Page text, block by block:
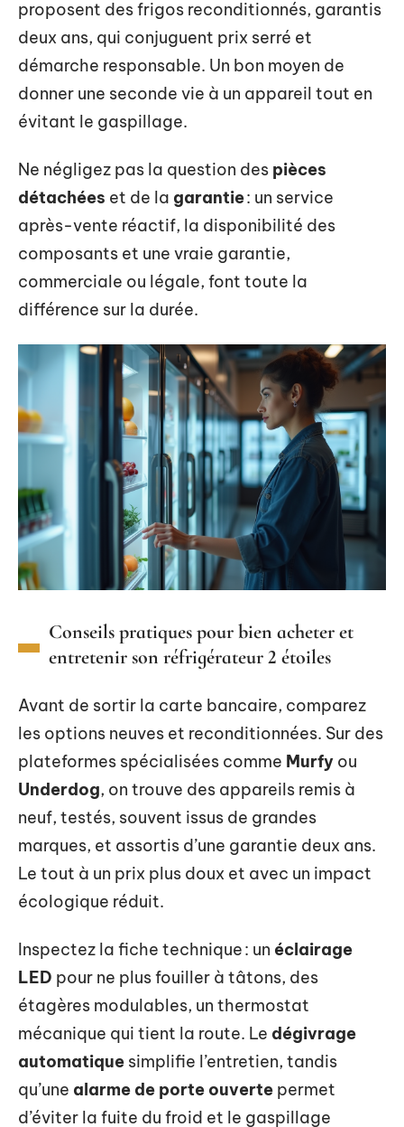
proposent des frigos reconditionnés, garantis
deux ans, qui conjuguent prix serré et
démarche responsable. Un bon moyen de
donner une seconde vie à un appareil tout en
évitant le gaspillage.
Ne négligez pas la question des pièces
détachées et de la garantie: un service
après-vente réactif, la disponibilité des
composants et une vraie garantie,
commerciale ou légale, font toute la
différence sur la durée.
Conseils pratiques pour bien acheter et
entretenir son réfrigérateur 2 étoiles
Avant de sortir la carte bancaire, comparez
les options neuves et reconditionnées. Sur des
plateformes spécialisées comme Murfy ou
Underdog, on trouve des appareils remis à
neuf, testés, souvent issus de grandes
marques, et assortis d’une garantie deux ans.
Le tout à un prix plus doux et avec un impact
écologique réduit.
Inspectez la fiche technique : un éclairage
LED pour ne plus fouiller à tâtons, des
étagères modulables, un thermostat
mécanique qui tient la route. Le dégivrage
automatique simplifie l’entretien, tandis
qu’une alarme de porte ouverte permet
d’éviter la fuite du froid et le gaspillage